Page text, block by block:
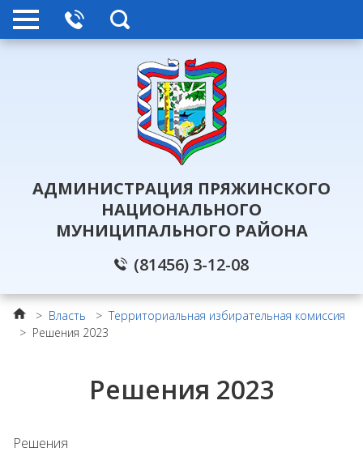
АДМИНИСТРАЦИЯ ПРЯЖИНСКОГО
НАЦИОНАЛЬНОГО
МУНИЦИПАЛЬНОГО РАЙОНА
(81456) 3-12-08
> Власть > Территориальная избирательная комиссия
> Решения 2023
Решения 2023
Решения